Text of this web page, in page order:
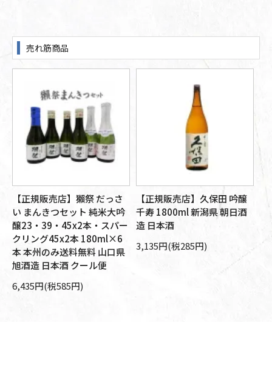
売れ筋商品
【正規販売店】獺祭 だっさ
い まんきつセット 純米大吟
醸23・39・45x2本・スパー
クリング45x2本 180ml×6
本 本州のみ送料無料 山口県
旭酒造 日本酒 クール便
6,435円(税585円)
【正規販売店】久保田 吟醸
千寿 1800ml 新潟県 朝日酒
造 日本酒
3,135円(税285円)